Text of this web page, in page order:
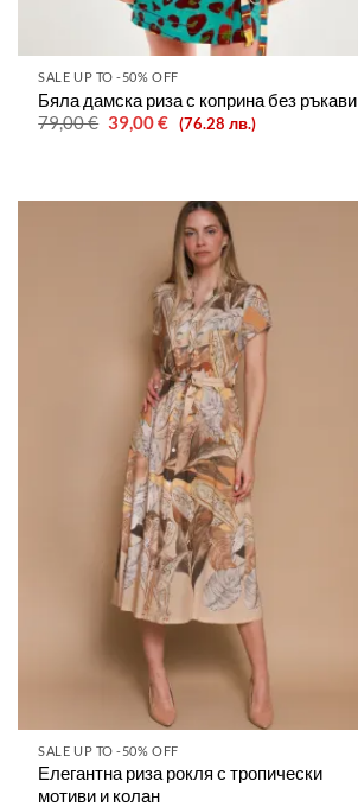
SALE UP TO -50% OFF
Бяла дамска риза с коприна без ръкави
79,00€ Original
price
39,00€Текущата
цена
(76.28 лв.)
SALE UP TO -50% OFF
Елегантна риза рокля с тропически
мотиви и колан